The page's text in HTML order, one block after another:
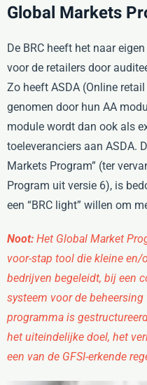
Global Markets
De BRC heeft het naar
voor de retailers door
Zo heeft ASDA (Online
genomen door hun AA
module wordt dan ook als
toeleveranciers aan ASDA.
Markets Program” (ter
Program uit versie 6), is
een “BRC light” willen om
Noot: Het Global Market
voor-stap tool die kleine
bedrijven begeleidt, bij een
systeem voor de
programma is
het uiteindelijke doel, het
een van de GFSI-erkende